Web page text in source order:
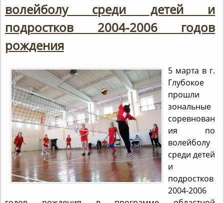
волейболу среди детей и
подростков 2004-2006 годов
рождения
5 марта в г.
Глубокое
прошли
зональные
соревнован
ия по
волейболу
среди детей
и
подростков
2004-2006